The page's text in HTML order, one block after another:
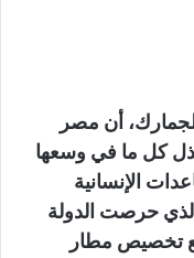
أن مصر
كل ما في وسعها
الإنسانية
الذي حرصت الدولة
تخصيص مطار